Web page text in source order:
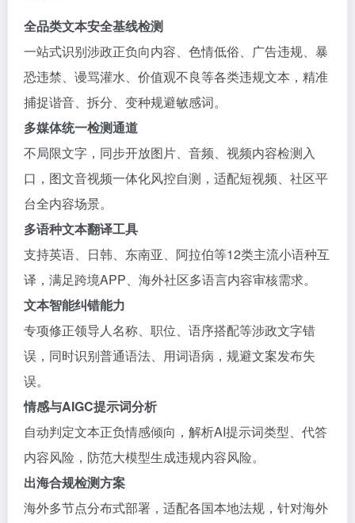
全品类文本安全基线检测
一站式识别涉政正负向内容、色情低俗、广告违规、暴
恐违禁、谩骂灌水、价值观不良等各类违规文本，精准
捕捉谐音、拆分、变种规避敏感词。
多媒体统一检测通道
不局限文字，同步开放图片、音频、视频内容检测入
口，图文音视频一体化风控自测，适配短视频、社区平
台全内容场景。
多语种文本翻译工具
支持英语、日韩、东南亚、阿拉伯等12类主流小语种互
译，满足跨境APP、海外社区多语言内容审核需求。
文本智能纠错能力
专项修正领导人名称、职位、语序搭配等涉政文字错
误，同时识别普通语法、用词语病，规避文案发布失
误。
情感与AIGC提示词分析
自动判定文本正负情感倾向，解析AI提示词类型、代答
内容风险，防范大模型生成违规内容风险。
出海合规检测方案
海外多节点分布式部署，适配各国本地法规，针对海外